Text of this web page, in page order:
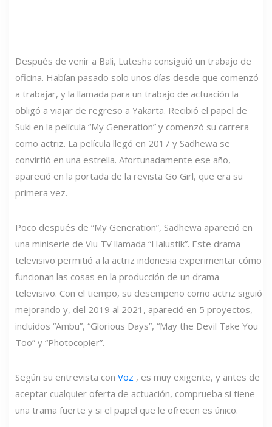
Después de venir a Bali, Lutesha consiguió un trabajo de
oficina. Habían pasado solo unos días desde que comenzó
a trabajar, y la llamada para un trabajo de actuación la
obligó a viajar de regreso a Yakarta. Recibió el papel de
Suki en la película “My Generation” y comenzó su carrera
como actriz. La película llegó en 2017 y Sadhewa se
convirtió en una estrella. Afortunadamente ese año,
apareció en la portada de la revista Go Girl, que era su
primera vez.
Poco después de “My Generation”, Sadhewa apareció en
una miniserie de Viu TV llamada “Halustik”. Este drama
televisivo permitió a la actriz indonesia experimentar cómo
funcionan las cosas en la producción de un drama
televisivo. Con el tiempo, su desempeño como actriz siguió
mejorando y, del 2019 al 2021, apareció en 5 proyectos,
incluidos “Ambu”, “Glorious Days”, “May the Devil Take You
Too” y “Photocopier”.
Según su entrevista con Voz , es muy exigente, y antes de
aceptar cualquier oferta de actuación, comprueba si tiene
una trama fuerte y si el papel que le ofrecen es único.